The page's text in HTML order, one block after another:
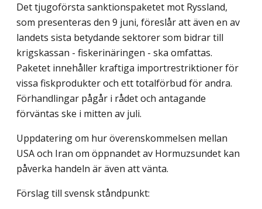
Det tjugoförsta sanktionspaketet mot Ryssland,
som presenteras den 9 juni, föreslår att även en av
landets sista betydande sektorer som bidrar till
krigskassan - fiskerinäringen - ska omfattas.
Paketet innehåller kraftiga importrestriktioner för
vissa fiskprodukter och ett totalförbud för andra.
Förhandlingar pågår i rådet och antagande
förväntas ske i mitten av juli.
Uppdatering om hur överenskommelsen mellan
USA och Iran om öppnandet av Hormuzsundet kan
påverka handeln är även att vänta.
Förslag till svensk ståndpunkt: